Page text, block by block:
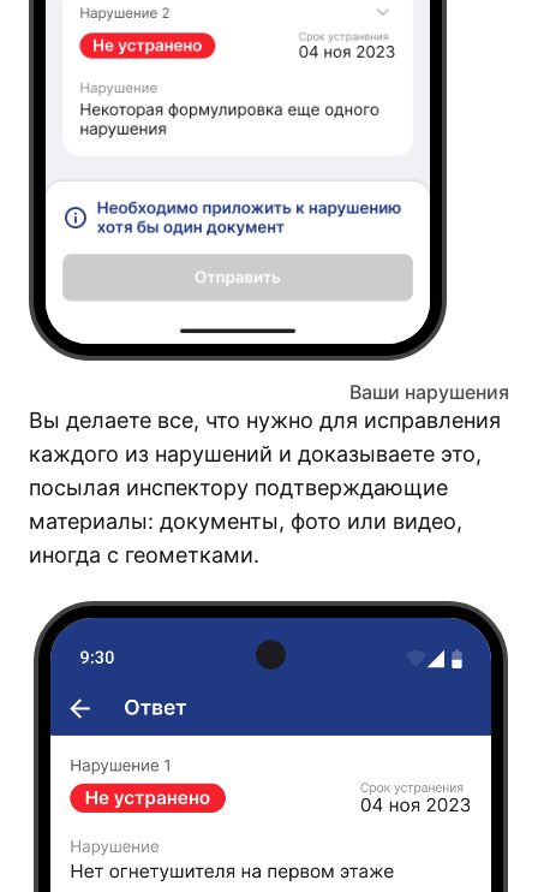
Ваши нарушения
Вы делаете все, что нужно для исправления
каждого из нарушений и доказываете это,
посылая инспектору подтверждающие
материалы: документы, фото или видео,
иногда с геометками.